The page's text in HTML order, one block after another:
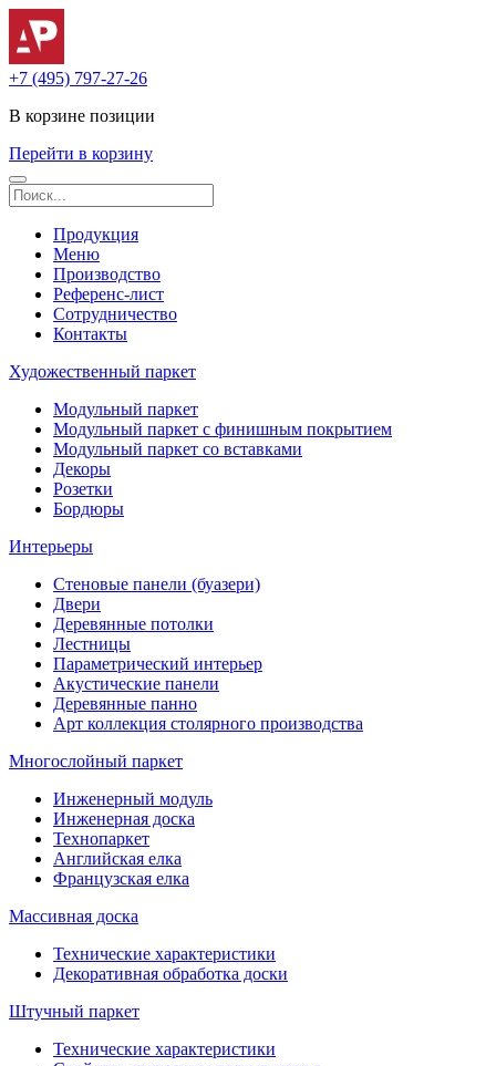
+7 (495) 797-27-26
В корзине позиции
Перейти в корзину
Продукция
Меню
Производство
Референс-лист
Сотрудничество
Контакты
Художественный паркет
Модульный паркет
Модульный паркет с финишным покрытием
Модульный паркет со вставками
Декоры
Розетки
Бордюры
Интерьеры
Стеновые панели (буазери)
Двери
Деревянные потолки
Лестницы
Параметрический интерьер
Акустические панели
Деревянные панно
Арт коллекция столярного производства
Многослойный паркет
Инженерный модуль
Инженерная доска
Технопаркет
Английская елка
Французская елка
Массивная доска
Технические характеристики
Декоративная обработка доски
Штучный паркет
Технические характеристики